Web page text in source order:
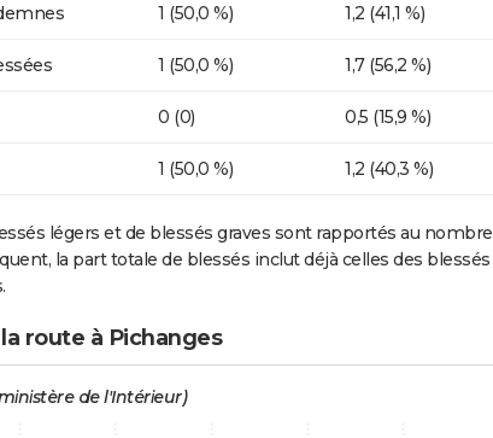
1 (50,0 %) 1,2 (41,1 %)
1 (50,0 %) 1,7 (56,2 %)
0 (0) 0,5 (15,9 %)
1 (50,0 %) 1,2 (40,3 %)
légers et de blessés graves sont rapportés au nombre
la part totale de blessés inclut déjà celles des blessés
route à Pichanges
de l'Intérieur)